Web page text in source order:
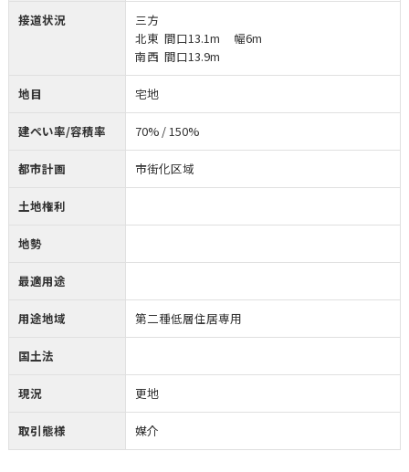
接道状況
三方
北東 間口13.1m 幅6m
南西 間口13.9m
地目 宅地
建ぺい率/容積率 70% / 150%
都市計画 市街化区域
土地権利
地勢
最適用途
用途地域 第二種低層住居専用
国土法
現況 更地
取引態様 媒介